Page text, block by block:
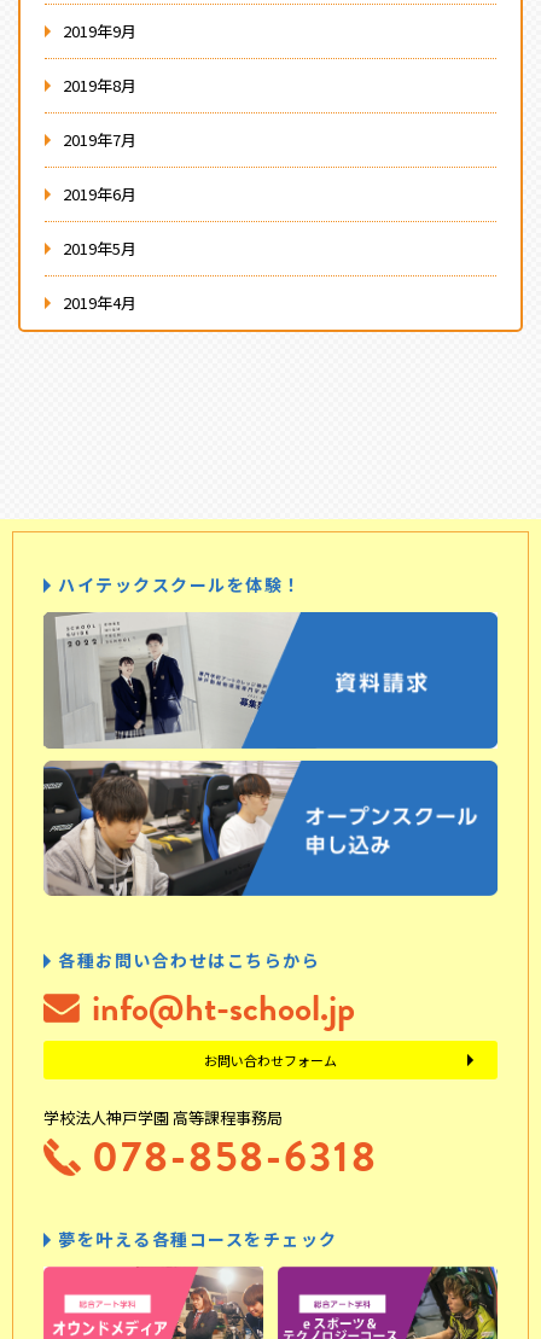
2019年9月
2019年8月
2019年7月
2019年6月
2019年5月
2019年4月
ハイテックスクールを体験！
各種お問い合わせはこちらから
info@ht-school.jp
お問い合わせフォーム
学校法人神戸学園 高等課程事務局
078-858-6318
夢を叶える各種コースをチェック